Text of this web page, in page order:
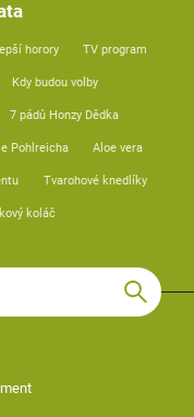
horory TV program
Kdy budou volby
7 pádů Honzy Dědka
Pohlreicha Aloe vera
Tvarohové knedlíky
koláč